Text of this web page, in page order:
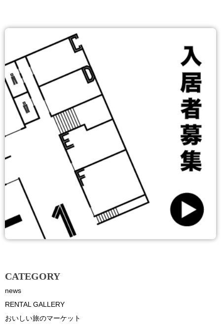
CATEGORY
news
RENTAL GALLERY
おいしい旅のマーケット